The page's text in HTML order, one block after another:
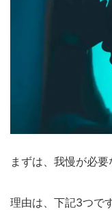
まずは、我慢が必要
理由は、下記3つです